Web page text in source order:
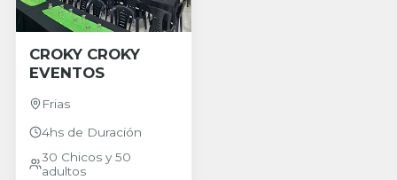
CROKY CROKY
EVENTOS
Frias
4hs de Duración
30 Chicos y 50
adultos